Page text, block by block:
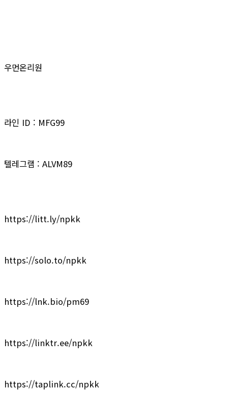
우먼온리원
라인 ID : MFG99
텔레그램 : ALVM89
https://litt.ly/npkk
https://solo.to/npkk
https://lnk.bio/pm69
https://linktr.ee/npkk
https://taplink.cc/npkk